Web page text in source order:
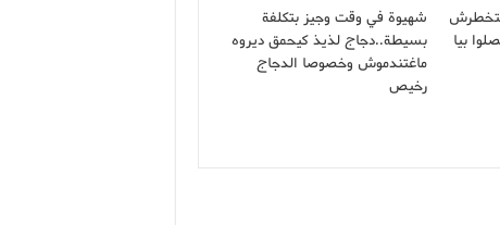
بيا
شهيوة في وقت وجيز بتكلفة
بسيطة..دجاج لذيذ كيحمق ديروه
ماغتندموش وخصوصا الدجاج
رخيص